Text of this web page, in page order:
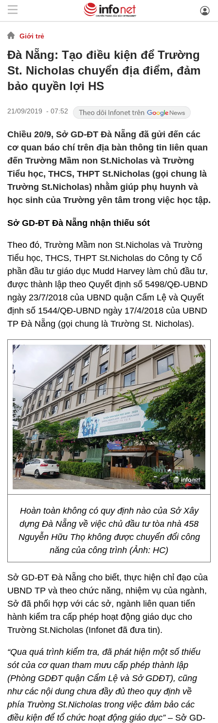
Giới trẻ
Đà Nẵng: Tạo điều kiện để Trường
St. Nicholas chuyển địa điểm, đảm
bảo quyền lợi HS
21/09/2019 - 07:52
Chiều 20/9, Sở GD-ĐT Đà Nẵng đã gửi đến các
cơ quan báo chí trên địa bàn thông tin liên quan
đến Trường Mầm non St.Nicholas và Trường
Tiểu học, THCS, THPT St.Nicholas (gọi chung là
Trường St.Nicholas) nhằm giúp phụ huynh và
học sinh của Trường yên tâm trong việc học tập.
Sở GD-ĐT Đà Nẵng nhận thiếu sót
Theo đó, Trường Mầm non St.Nicholas và Trường
Tiểu học, THCS, THPT St.Nicholas do Công ty Cổ
phần đầu tư giáo dục Mudd Harvey làm chủ đầu tư,
được thành lập theo Quyết định số 5498/QĐ-UBND
ngày 23/7/2018 của UBND quận Cẩm Lệ và Quyết
định số 1544/QĐ-UBND ngày 17/4/2018 của UBND
TP Đà Nẵng (gọi chung là Trường St. Nicholas).
Hoàn toàn không có quy định nào của Sở Xây
dựng Đà Nẵng về việc chủ đầu tư tòa nhà 458
Nguyễn Hữu Thọ không được chuyển đổi công
năng của công trình (Ảnh: HC)
Sở GD-ĐT Đà Nẵng cho biết, thực hiện chỉ đạo của
UBND TP và theo chức năng, nhiệm vụ của ngành,
Sở đã phối hợp với các sở, ngành liên quan tiến
hành kiểm tra cấp phép hoạt động giáo dục cho
Trường St.Nicholas (Infonet đã đưa tin).
“Qua quá trình kiểm tra, đã phát hiện một số thiếu
sót của cơ quan tham mưu cấp phép thành lập
(Phòng GDĐT quận Cẩm Lệ và Sở GDĐT), cũng
như các nội dung chưa đầy đủ theo quy định về
phía Trường St.Nicholas trong việc đảm bảo các
điều kiện để tổ chức hoạt động giáo dục”– Sở GD-